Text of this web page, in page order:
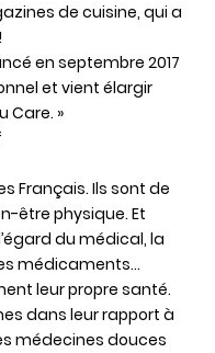
de cuisine, qui a
en septembre 2017
et vient élargir
Care. »
Français. Ils sont de
être physique. Et
du médical, la
médicaments…
leur propre santé.
dans leur rapport à
médecines douces